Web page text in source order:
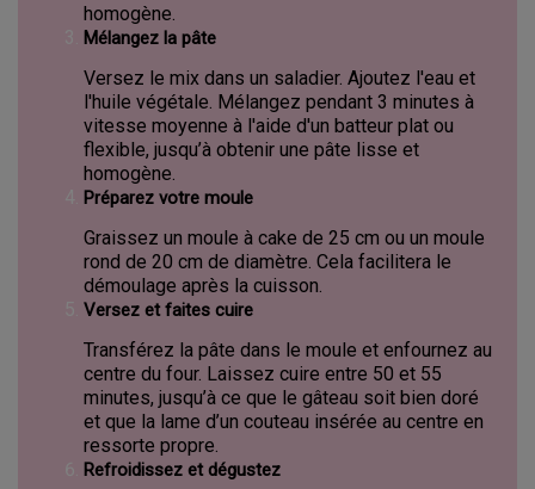
homogène.
Mélangez la pâte
Versez le mix dans un saladier. Ajoutez l'eau et
l'huile végétale. Mélangez pendant 3 minutes à
vitesse moyenne à l'aide d'un batteur plat ou
flexible, jusqu’à obtenir une pâte lisse et
homogène.
Préparez votre moule
Graissez un moule à cake de 25 cm ou un moule
rond de 20 cm de diamètre. Cela facilitera le
démoulage après la cuisson.
Versez et faites cuire
Transférez la pâte dans le moule et enfournez au
centre du four. Laissez cuire entre 50 et 55
minutes, jusqu’à ce que le gâteau soit bien doré
et que la lame d’un couteau insérée au centre en
ressorte propre.
Refroidissez et dégustez